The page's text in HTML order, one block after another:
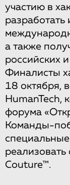
участию в
а также
российских
Финалисты
18 октября,
HumanTech,
форума
Команды-
реализовать
Couture™.